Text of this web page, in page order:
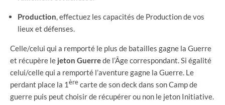
Production, effectuez les capacités de Production de vos
lieux et défenses.
Celle/celui qui a remporté le plus de batailles gagne la Guerre
et récupère le jeton Guerrede l’Âge correspondant. Si égalité
celui/celle qui a remporté l’aventure gagne la Guerre. Le
perdant place la 1 ère carte de son deck dans son Camp de
guerre puis peut choisir de récupérer ou non le jeton Initiative.